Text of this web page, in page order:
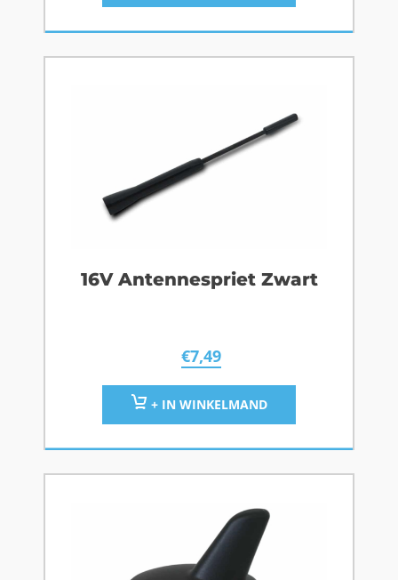
16V Antennespriet Zwart
€7,49
+ IN WINKELMAND